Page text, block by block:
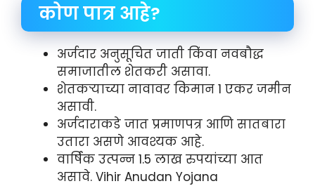
कोण पात्र आहे?
अर्जदार अनुसूचित जाती किंवा नवबौद्ध
समाजातील शेतकरी असावा.
शेतकऱ्याच्या नावावर किमान 1 एकर जमीन
असावी.
अर्जदाराकडे जात प्रमाणपत्र आणि सातबारा
उतारा असणे आवश्यक आहे.
वार्षिक उत्पन्न 1.5 लाख रुपयांच्या आत
असावे. Vihir Anudan Yojana